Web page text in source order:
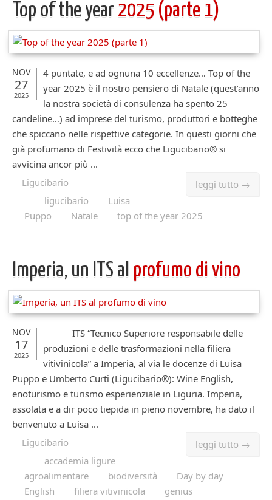
Top of the year 2025 (parte 1)
NOV
27
2025
4 puntate, e ad ognuna 10 eccellenze… Top of the
year 2025 è il nostro pensiero di Natale (quest’anno
la nostra società di consulenza ha spento 25
candeline…) ad imprese del turismo, produttori e botteghe
che spiccano nelle rispettive categorie. In questi giorni che
già profumano di Festività ecco che Ligucibario® si
avvicina ancor più ...
leggi tutto →
Ligucibario
ligucibario
Luisa
Puppo
Natale top of the year 2025
Imperia, un ITS al profumo di vino
NOV
17
2025
ITS “Tecnico Superiore responsabile delle
produzioni e delle trasformazioni nella filiera
vitivinicola” a Imperia, al via le docenze di Luisa
Puppo e Umberto Curti (Ligucibario®): Wine English,
enoturismo e turismo esperienziale in Liguria. Imperia,
assolata e a dir poco tiepida in pieno novembre, ha dato il
benvenuto a Luisa ...
leggi tutto →
Ligucibario
accademia ligure
agroalimentare
biodiversità
Day by day
English
filiera vitivinicola genius